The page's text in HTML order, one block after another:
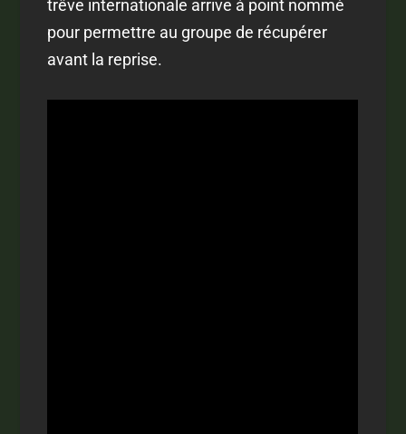
trêve internationale arrive à point nommé
pour permettre au groupe de récupérer
avant la reprise.